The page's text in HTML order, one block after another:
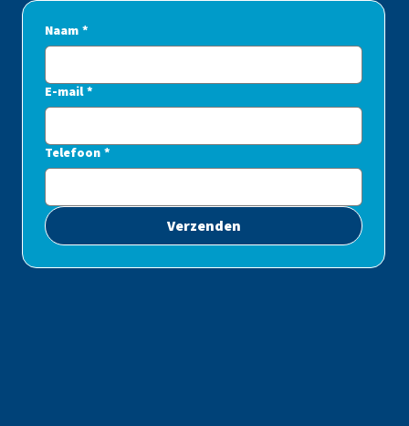
Naam *
E-mail *
Telefoon *
Verzenden